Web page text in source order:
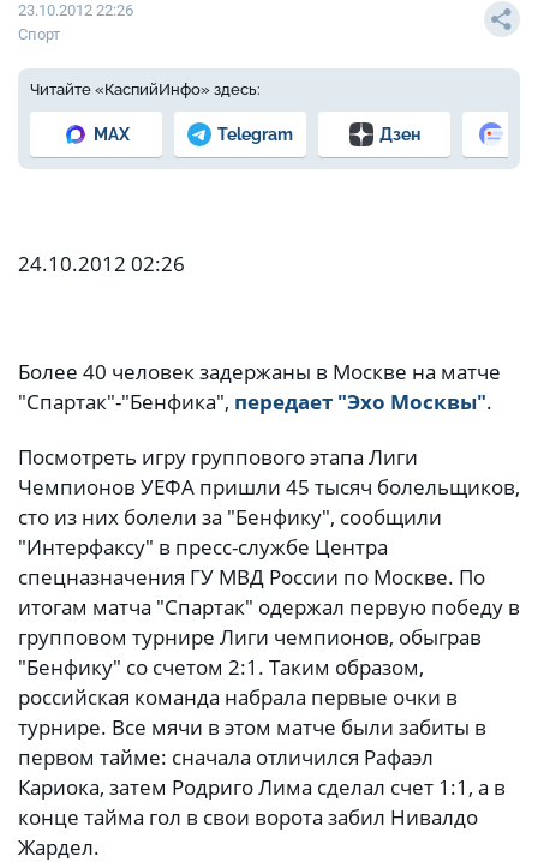
23.10.2012 22:26
Спорт
Читайте «КаспийИнфо» здесь:
MAX Telegram Дзен
24.10.2012 02:26
Более 40 человек задержаны в Москве на матче
"Спартак"-"Бенфика", передает "Эхо Москвы".
Посмотреть игру группового этапа Лиги
Чемпионов УЕФА пришли 45 тысяч болельщиков,
сто из них болели за "Бенфику", сообщили
"Интерфаксу" в пресс-службе Центра
спецназначения ГУ МВД России по Москве. По
итогам матча "Спартак" одержал первую победу в
групповом турнире Лиги чемпионов, обыграв
"Бенфику" со счетом 2:1. Таким образом,
российская команда набрала первые очки в
турнире. Все мячи в этом матче были забиты в
первом тайме: сначала отличился Рафаэл
Кариока, затем Родриго Лима сделал счет 1:1, а в
конце тайма гол в свои ворота забил Нивалдо
Жардел.